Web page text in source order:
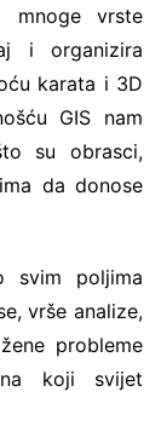
mnoge vrste
i organizira
karata i 3D
GIS nam
su obrasci,
da donose
svim poljima
vrše analize,
probleme
koji svijet